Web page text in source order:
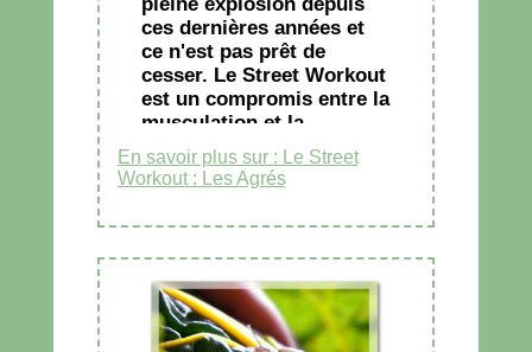
ces dernières années et
ce n'est pas prêt de
cesser. Le Street Workout
est un compromis entre la
musculation et la
gymnastique, incluant une
multitude de mouvements
polyarticulaires pouvant
telles que le Set n' Rep,
les figures dynamiques et
les figures statiques.
En savoir plus sur : Le Street
Workout : Les Agrés